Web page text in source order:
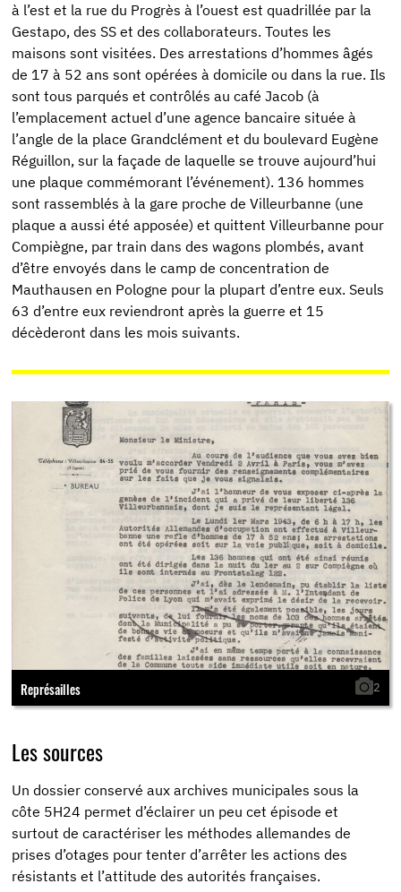
à l’est et la rue du Progrès à l’ouest est quadrillée par la
Gestapo, des SS et des collaborateurs. Toutes les
maisons sont visitées. Des arrestations d’hommes âgés
de 17 à 52 ans sont opérées à domicile ou dans la rue. Ils
sont tous parqués et contrôlés au café Jacob (à
l’emplacement actuel d’une agence bancaire située à
l’angle de la place Grandclément et du boulevard Eugène
Réguillon, sur la façade de laquelle se trouve aujourd’hui
une plaque commémorant l’événement). 136 hommes
sont rassemblés à la gare proche de Villeurbanne (une
plaque a aussi été apposée) et quittent Villeurbanne pour
Compiègne, par train dans des wagons plombés, avant
d’être envoyés dans le camp de concentration de
Mauthausen en Pologne pour la plupart d’entre eux. Seuls
63 d’entre eux reviendront après la guerre et 15
décèderont dans les mois suivants.
Représailles 2
Les sources
Un dossier conservé aux archives municipales sous la
côte 5H24 permet d’éclairer un peu cet épisode et
surtout de caractériser les méthodes allemandes de
prises d’otages pour tenter d’arrêter les actions des
résistants et l’attitude des autorités françaises.